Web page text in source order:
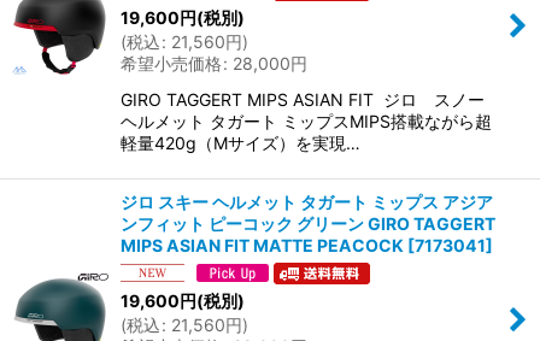
19,600円(税別)
(税込: 21,560円)
希望小売価格: 28,000円
GIRO TAGGERT MIPS ASIAN FIT ジロ スノー
ヘルメット タガート ミップスMIPS搭載ながら超
軽量420g（Mサイズ）を実現…
ジロ スキー ヘルメット タガート ミップス アジア
ンフィット ピーコック グリーン GIRO TAGGERT
MIPS ASIAN FIT MATTE PEACOCK [7173041]
19,600円(税別)
(税込: 21,560円)